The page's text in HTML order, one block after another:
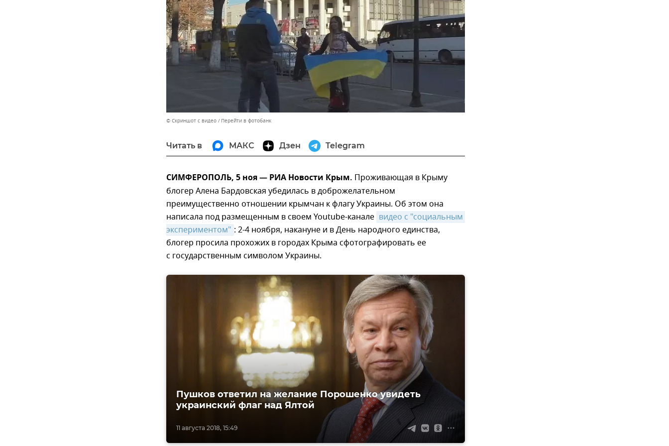
© Скриншот с видео Перейти в фотобанк
Читать в МАКС Дзен Telegram
СИМФЕРОПОЛЬ, 5 ноя — РИА Новости Крым. Проживающая в Крыму
блогер Алена Бардовская убедилась в доброжелательном
преимущественно отношении крымчан к флагу Украины. Об этом она
написала под размещенным в своем Youtube-канале видео с "социальным
экспериментом" : 2-4 ноября, накануне и в День народного единства,
блогер просила прохожих в городах Крыма сфотографировать ее
с государственным символом Украины.
11 августа 2018, 15:49
Пушков ответил на желание Порошенко увидеть
украинский флаг над Ялтой